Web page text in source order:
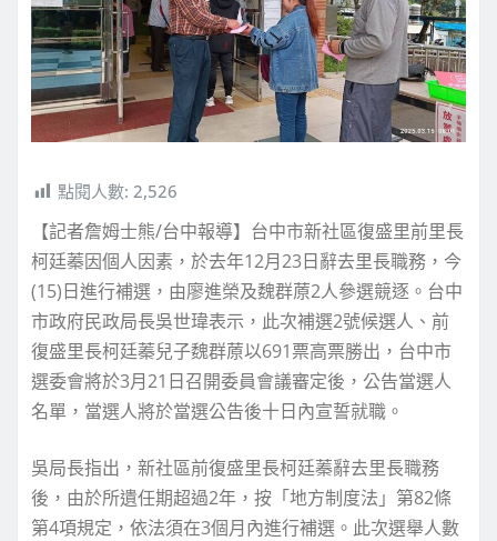
點閱人數: 2,526
【記者詹姆士熊/台中報導】台中市新社區復盛里前里長
柯廷蓁因個人因素，於去年12月23日辭去里長職務，今
(15)日進行補選，由廖進榮及魏群蒝2人參選競逐。台中
市政府民政局長吳世瑋表示，此次補選2號候選人、前
復盛里長柯廷蓁兒子魏群蒝以691票高票勝出，台中市
選委會將於3月21日召開委員會議審定後，公告當選人
名單，當選人將於當選公告後十日內宣誓就職。
吳局長指出，新社區前復盛里長柯廷蓁辭去里長職務
後，由於所遺任期超過2年，按「地方制度法」第82條
第4項規定，依法須在3個月內進行補選。此次選舉人數